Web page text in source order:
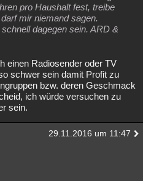
pro Haushalt fest, treibe
mir niemand sagen.
dagegen sein. ARD &
einen Radiosender oder TV
schwer sein damit Profit zu
bzw. deren Geschmack
ich würde versuchen zu
sein.
29.11.2016 um 11:47